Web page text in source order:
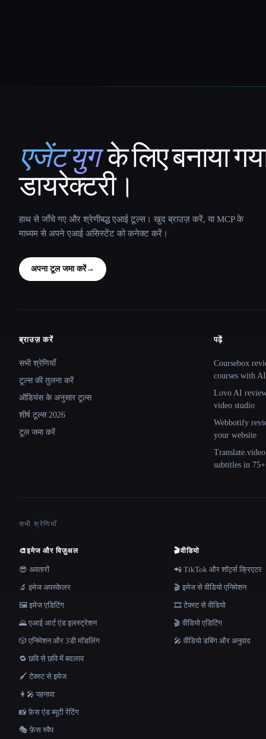
That AI Collection
एजेंट युग के लिए बनाया
डायरेक्टरी।
हाथ से जाँचे गए और श्रेणीबद्ध एआई टूल्स। खुद ब्राउज़ करें, या MCP के
माध्यम से अपने एआई असिस्टेंट को कनेक्ट करें।
अपना टूल जमा करें→
Site navigation
ब्राउज़ करें
सभी श्रेणियाँ
टूल्स की तुलना करें
ऑडियंस के अनुसार टूल्स
शीर्ष टूल्स 2026
टूल जमा करें
पढ़ें
Coursebox
courses with AI
Lovo AI
video studio
Webbotify
your website
subtitles in 75+
सभी श्रेणियाँ
🎨इमेज और विज़ुअल
😎 अवतारों
🔬 इमेज अपस्केलर
🖼️ इमेज एडिटिंग
🌄 एआई आर्ट एंड इलस्ट्रेशन
🎲 एनिमेशन और 3डी मॉडलिंग
🔁 छवि से छवि में बदलाव
🖌️ टेक्स्ट से इमेज
👩‍🎤 पहनावा
📸 फ़ेस एंड ब्यूटी रेटिंग
🎭 फ़ेस स्वैप
🎬वीडियो
📲 TikTok और शॉर्ट्स क्रिएटर
🎬 इमेज से वीडियो एनिमेशन
🎞️ टेक्स्ट से वीडियो
🎬 वीडियो एडिटिंग
🎤 वीडियो डबिंग और अनुवाद